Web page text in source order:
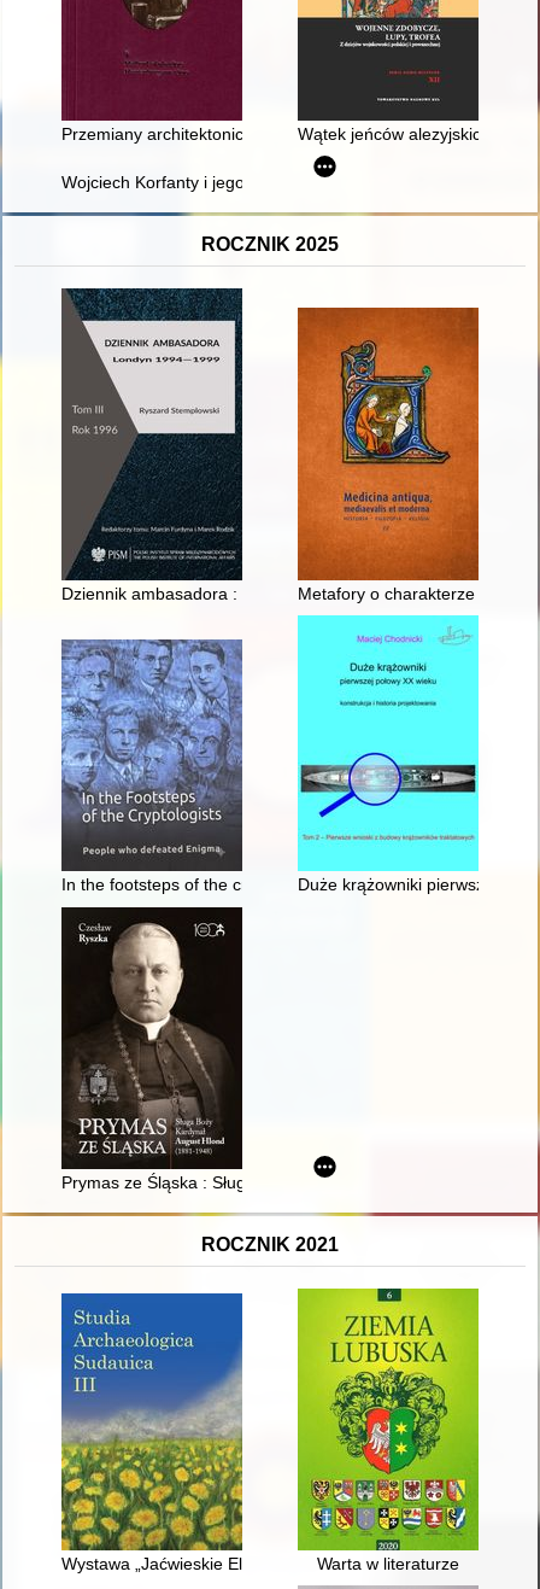
Przemiany architektoniczne zamku malborskiego w latach
Wątek jeńców alezyjskich jako
Wojciech Korfanty i jego Śląsk w relacjach i świadomości
ROCZNIK 2025
Dziennik ambasadora : Londyn 1994-1999. T. 3,
Metafory o charakterze
In the footsteps of the cryptologists : people who defeated
Duże krążowniki pierwszej
Prymas ze Śląska : Sługa Boży Kardynał August Hlond (1881-
ROCZNIK 2021
Wystawa „Jaćwieskie Eldorado” Warta w literaturze